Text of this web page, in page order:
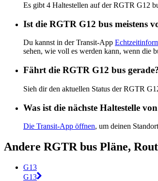
Es gibt 4 Haltestellen auf der RGTR G12
Ist die RGTR G12 bus meistens
Du kannst in der Transit-App
sehen, wie voll es werden kann, wenn die
Fährt die RGTR G12 bus
Sieh dir den aktuellen Status der RGTR
Was ist die nächste Haltestelle
Die Transit-App öffnen, um deinen
Andere RGTR bus Pläne,
G13
G13